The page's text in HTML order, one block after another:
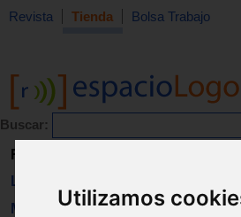
Utilizamos
Revista Tienda Bolsa Trabajo
Buscar:
Revista
Libros
Material